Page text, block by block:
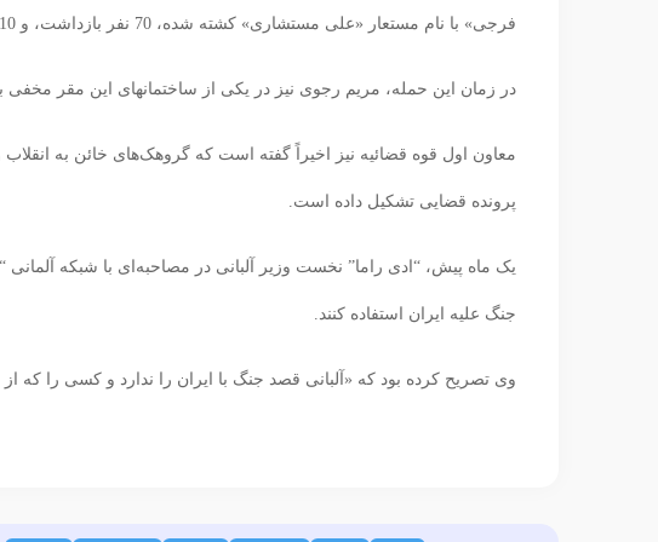
فرجی» با نام مستعار «علی مستشاری» کشته شده، 70 نفر بازداشت، و 10 نفر زخمی شدند.
در زمان این حمله، مریم رجوی نیز در یکی از ساختمانهای این مقر مخفی
معاون اول قوه قضائیه نیز اخیراً گفته است که گروهک‌های خائن به
پرونده قضایی تشکیل داده است.
یک ماه پیش، “ادی راما” نخست وزیر آلبانی در مصاحبه‌ای با شبکه آلمانی
جنگ علیه ایران استفاده کنند.
وی تصریح کرده بود که «آلبانی قصد جنگ با ایران را ندارد و کسی را که